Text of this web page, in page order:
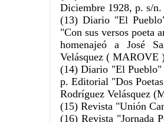
Diciembre 1928, p. s/n.
(13) Diario "El
"Con sus versos poeta
homenajeó a José
Velásquez ( MAROVE
(14) Diario "El Pueblo"
p. Editorial "Dos
Rodríguez Velásquez
(15) Revista "Unión
(16) Revista "Jornada